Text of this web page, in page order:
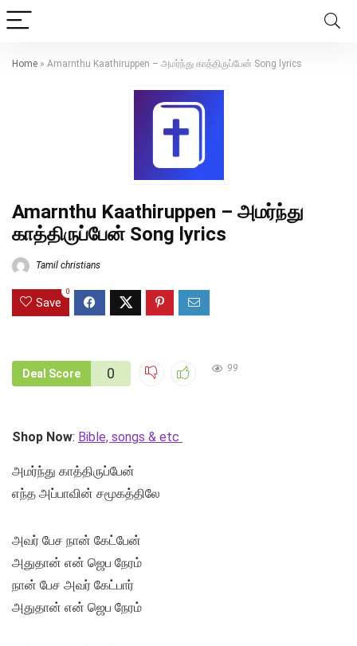
Home » Amarnthu Kaathiruppen – அமர்ந்து காத்திருப்பேன் Song lyrics
Amarnthu Kaathiruppen – அமர்ந்து
காத்திருப்பேன் Song lyrics
Tamil christians
Save
0
Deal Score 0 99
Shop Now: Bible, songs & etc
அமர்ந்து காத்திருப்பேன்
எந்த அப்பாவின் சமூகத்திலே
அவர் பேச நான் கேட்பேன்
அதுதான் என் ஜெப நேரம்
நான் பேச அவர் கேட்பார்
அதுதான் என் ஜெப நேரம்